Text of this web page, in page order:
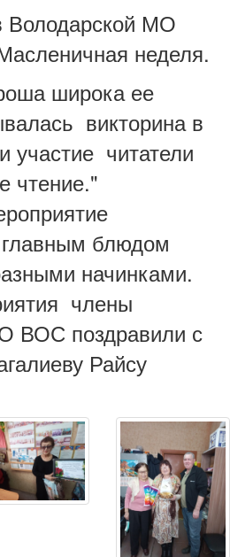
МО
неделя.
широка ее
викторина в
участие читатели
чтение."
блюдом
начинками.
члены
ВОС поздравили с
Райсу